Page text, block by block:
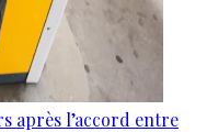
après l’accord entre